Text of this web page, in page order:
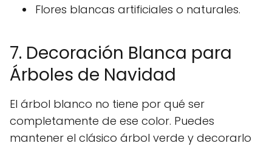
Flores blancas artificiales o naturales.
7. Decoración Blanca para
Árboles de Navidad
El árbol blanco no tiene por qué ser
completamente de ese color. Puedes
mantener el clásico árbol verde y decorarlo